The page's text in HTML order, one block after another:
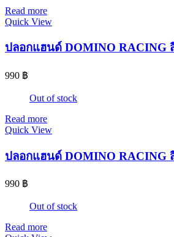
Read more
Quick View
ปลอกแฮนด์ DOMINO RACING
990 ฿
Out of stock
Read more
Quick View
ปลอกแฮนด์ DOMINO RACING
990 ฿
Out of stock
Read more